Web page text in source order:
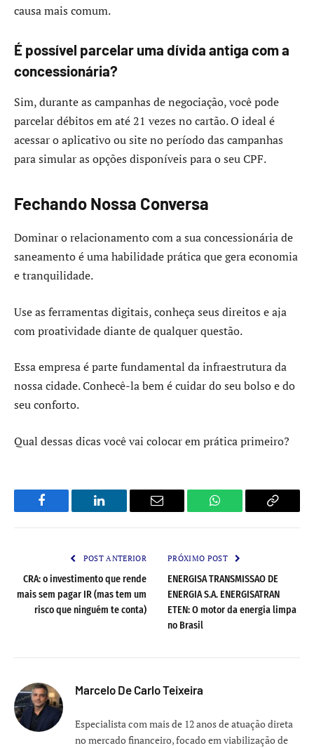
causa mais comum.
É possível parcelar uma dívida antiga com a
concessionária?
Sim, durante as campanhas de negociação, você pode
parcelar débitos em até 21 vezes no cartão. O ideal é
acessar o aplicativo ou site no período das campanhas
para simular as opções disponíveis para o seu CPF.
Fechando Nossa Conversa
Dominar o relacionamento com a sua concessionária de
saneamento é uma habilidade prática que gera economia
e tranquilidade.
Use as ferramentas digitais, conheça seus direitos e aja
com proatividade diante de qualquer questão.
Essa empresa é parte fundamental da infraestrutura da
nossa cidade. Conhecê-la bem é cuidar do seu bolso e do
seu conforto.
Qual dessas dicas você vai colocar em prática primeiro?
Facebook LinkedIn Email WhatsApp Copy
POST ANTERIOR
CRA: o investimento que rende
mais sem pagar IR (mas tem um
risco que ninguém te conta)
PRÓXIMO POST
ENERGISA TRANSMISSAO DE
ENERGIA S.A. ENERGISATRAN
ETEN: O motor da energia limpa
no Brasil
Marcelo De Carlo Teixeira
Especialista com mais de 12 anos de atuação direta
no mercado financeiro, focado em viabilização de